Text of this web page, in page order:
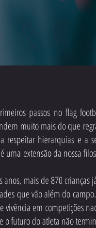
passos no flag
muito mais do que
respeitar hierarquias e a
uma extensão da nossa
anos, mais de 870 crianças
que vão além do
vivência em competições
o futuro do atleta não